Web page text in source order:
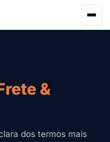
&
dos termos mais